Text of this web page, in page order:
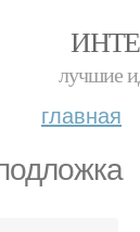
лучшие
главная